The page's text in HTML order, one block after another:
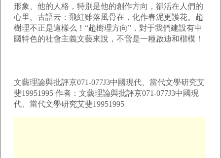
形象、他的人格，特別是他的創作方向，卻活在人們的
心里。古語云：飛紅雖落風骨在，化作春泥更護花。趙
樹理不正是這樣么！“趙樹理方向”，對于我們建設有中
國特色的社會主義文藝來說，不啻是一種啟迪和楷模！
文藝理論與批評京071-077J3中國現代、當代文學研究艾
斐19951995 作者：文藝理論與批評京071-077J3中國現
代、當代文學研究艾斐19951995